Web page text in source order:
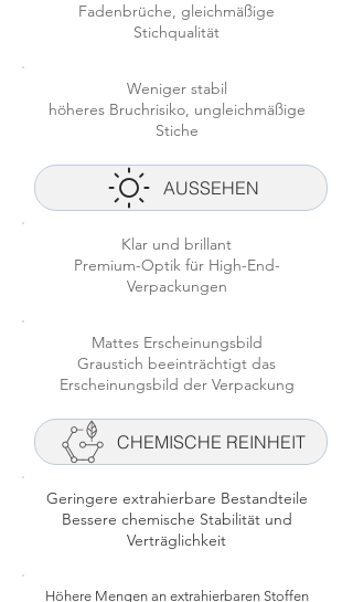
Fadenbrüche, gleichmäßige
Stichqualität
Weniger stabil
höheres Bruchrisiko, ungleichmäßige
Stiche
AUSSEHEN
Klar und brillant
Premium-Optik für High-End-
Verpackungen
Mattes Erscheinungsbild
Graustich beeinträchtigt das
Erscheinungsbild der Verpackung
CHEMISCHE REINHEIT
Geringere extrahierbare Bestandteile
Bessere chemische Stabilität und
Verträglichkeit
Höhere Mengen an extrahierbaren Stoffen